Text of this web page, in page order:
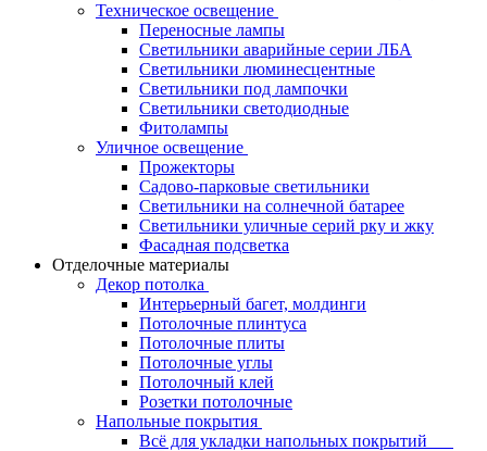
Техническое освещение
Переносные лампы
Светильники аварийные серии ЛБА
Светильники люминесцентные
Светильники под лампочки
Светильники светодиодные
Фитолампы
Уличное освещение
Прожекторы
Садово-парковые светильники
Светильники на солнечной батарее
Светильники уличные серий рку и жку
Фасадная подсветка
Отделочные материалы
Декор потолка
Интерьерный багет, молдинги
Потолочные плинтуса
Потолочные плиты
Потолочные углы
Потолочный клей
Розетки потолочные
Напольные покрытия
Всё для укладки напольных покрытий